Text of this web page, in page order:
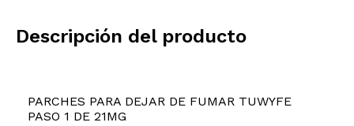
Descripción del producto
PARCHES PARA DEJAR DE FUMAR TUWYFE
PASO 1 DE 21MG